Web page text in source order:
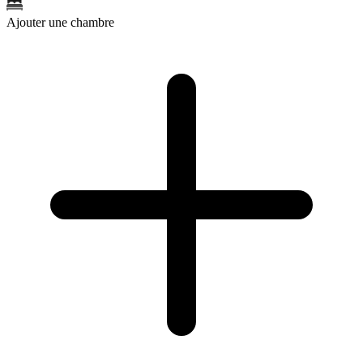
Ajouter une chambre